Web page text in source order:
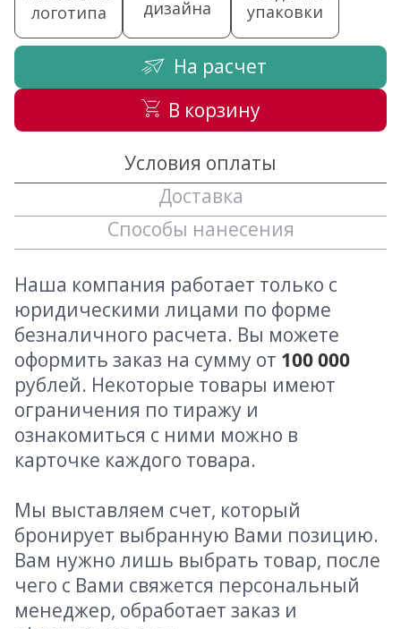
логотипа
дизайна
упаковки
На расчет
В корзину
Условия оплаты
Доставка
Способы нанесения
Наша компания работает только с
юридическими лицами по форме
безналичного расчета. Вы можете
оформить заказ на сумму от 100 000
рублей. Некоторые товары имеют
ограничения по тиражу и
ознакомиться с ними можно в
карточке каждого товара.
Мы выставляем счет, который
бронирует выбранную Вами позицию.
Вам нужно лишь выбрать товар, после
чего с Вами свяжется персональный
менеджер, обработает заказ и